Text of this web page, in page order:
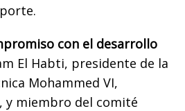
con el desarrollo
El Habti, presidente de la
Mohammed VI,
y miembro del comité